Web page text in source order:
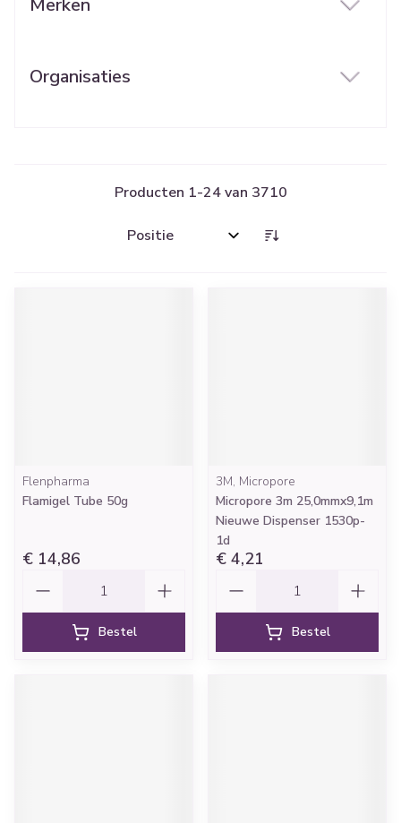
Merken
Organisaties
Producten 1-24van 3710
Sorteer op:
Flenpharma
Flamigel Tube 50g
€ 14,86
Bestel
3M, Micropore
Micropore 3m 25,0mmx9,1m
Nieuwe Dispenser 1530p-
1d
€ 4,21
Bestel